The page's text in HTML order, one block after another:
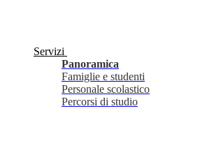
Servizi
Panoramica
Famiglie e studenti
Personale scolastico
Percorsi di studio